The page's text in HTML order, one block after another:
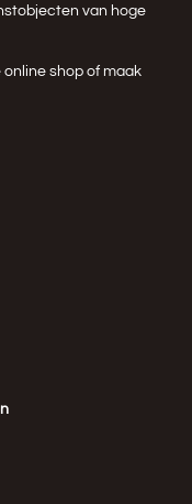
van hoge
online shopof maak